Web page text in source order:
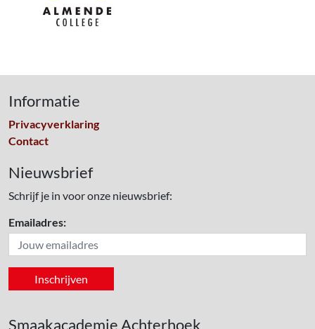
Informatie
Privacyverklaring
Contact
Nieuwsbrief
Schrijf je in voor onze nieuwsbrief:
Emailadres:
Smaakacademie Achterhoek